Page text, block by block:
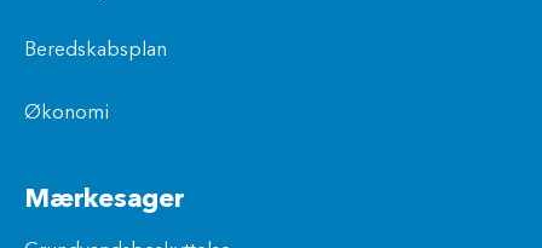
Beredskabsplan
Økonomi
Mærkesager